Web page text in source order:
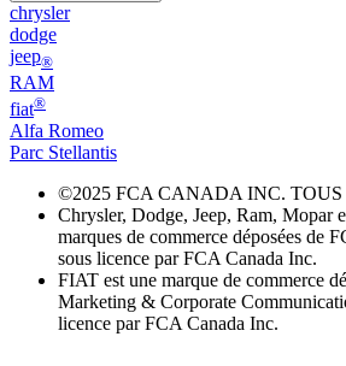
chrysler
dodge
jeep®
RAM
fiat®
Alfa Romeo
Parc Stellantis
©2025 FCA CANADA INC. TOUS
Chrysler, Dodge, Jeep, Ram, Mopar
marques de commerce déposées de
sous licence par FCA Canada Inc.
FIAT est une marque de commerce
Marketing & Corporate
licence par FCA Canada Inc.